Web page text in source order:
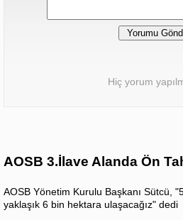
Hiç yorum
AOSB 3.İlave Alanda Ön
AOSB Yönetim Kurulu Başkanı Sütcü,
yaklaşık 6 bin hektara ulaşacağız" dedi